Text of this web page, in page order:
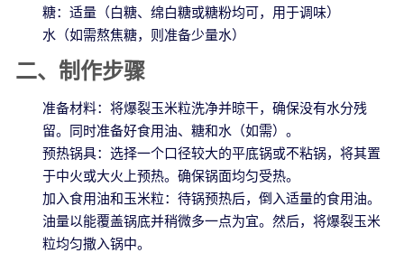
糖：适量（白糖、绵白糖或糖粉均可，用于调味）
水（如需熬焦糖，则准备少量水）
二、制作步骤
准备材料：将爆裂玉米粒洗净并晾干，确保没有水分残
留。同时准备好食用油、糖和水（如需）。
预热锅具：选择一个口径较大的平底锅或不粘锅，将其置
于中火或大火上预热。确保锅面均匀受热。
加入食用油和玉米粒：待锅预热后，倒入适量的食用油。
油量以能覆盖锅底并稍微多一点为宜。然后，将爆裂玉米
粒均匀撒入锅中。